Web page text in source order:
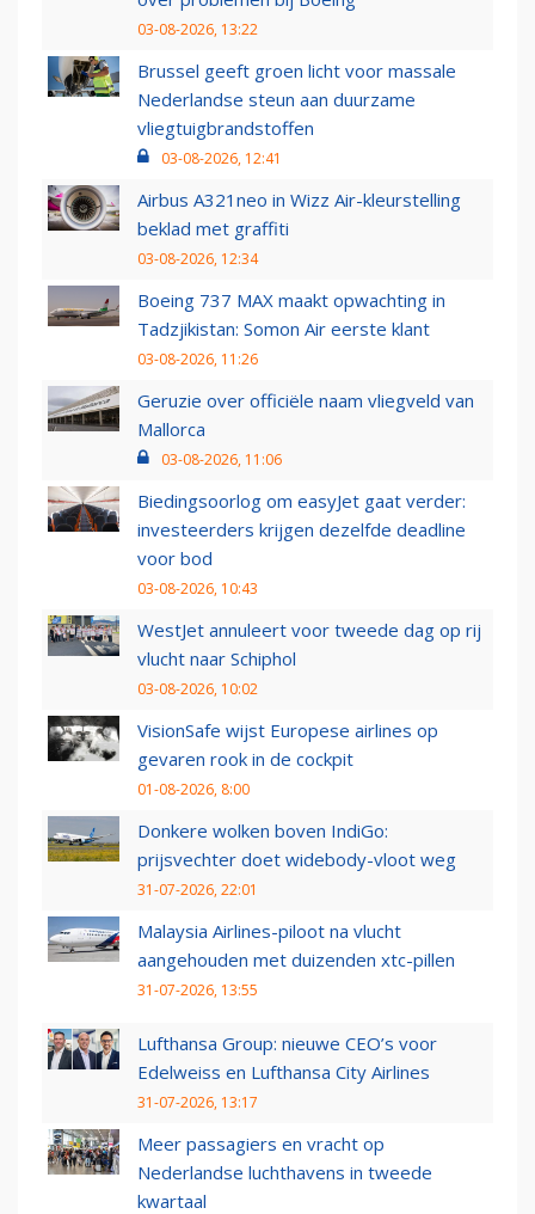
03-08-2026, 13:22
Brussel geeft groen licht voor massale
Nederlandse steun aan duurzame
vliegtuigbrandstoffen
03-08-2026, 12:41
Airbus A321neo in Wizz Air-kleurstelling
beklad met graffiti
03-08-2026, 12:34
Boeing 737 MAX maakt opwachting in
Tadzjikistan: Somon Air eerste klant
03-08-2026, 11:26
Geruzie over officiële naam vliegveld van
Mallorca
03-08-2026, 11:06
Biedingsoorlog om easyJet gaat verder:
investeerders krijgen dezelfde deadline
voor bod
03-08-2026, 10:43
WestJet annuleert voor tweede dag op rij
vlucht naar Schiphol
03-08-2026, 10:02
VisionSafe wijst Europese airlines op
gevaren rook in de cockpit
01-08-2026, 8:00
Donkere wolken boven IndiGo:
prijsvechter doet widebody-vloot weg
31-07-2026, 22:01
Malaysia Airlines-piloot na vlucht
aangehouden met duizenden xtc-pillen
31-07-2026, 13:55
Lufthansa Group: nieuwe CEO’s voor
Edelweiss en Lufthansa City Airlines
31-07-2026, 13:17
Meer passagiers en vracht op
Nederlandse luchthavens in tweede
kwartaal